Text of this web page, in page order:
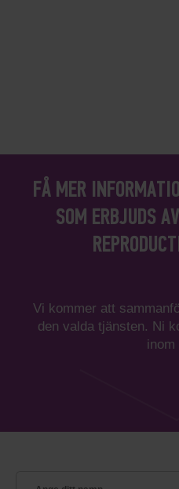
FÅ MER
SOM ERBJUDS
Vi kommer att
den valda tjänsten. Ni
inom